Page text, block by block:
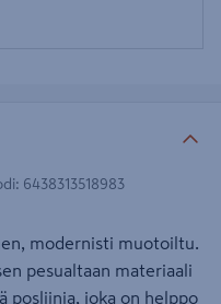
: 6438313518983
modernisti muotoiltu.
pesualtaan materiaali
posliinia, joka on helppo